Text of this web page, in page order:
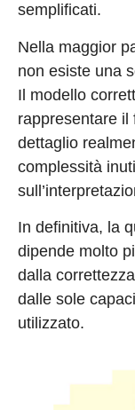
semplificati.
Nella maggior
non esiste una
Il modello
rappresentare il
dettaglio
complessità
In definitiva, la
dipende molto
dalla
dalle sole
utilizzato.